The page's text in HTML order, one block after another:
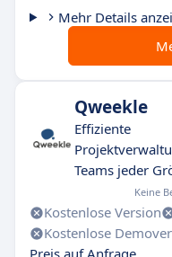
Mehr Details
Qweekle
Effiziente
Teams jeder
Keine
Kostenlose Version
Kostenlose